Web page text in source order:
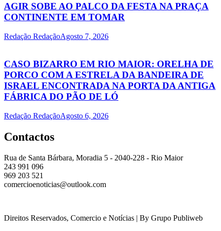
AGIR SOBE AO PALCO DA FESTA NA PRAÇA
CONTINENTE EM TOMAR
Redação RedaçãoAgosto 7, 2026
CASO BIZARRO EM RIO MAIOR: ORELHA DE
PORCO COM A ESTRELA DA BANDEIRA DE
ISRAEL ENCONTRADA NA PORTA DA ANTIGA
FÁBRICA DO PÃO DE LÓ
Redação RedaçãoAgosto 6, 2026
Contactos
Rua de Santa Bárbara, Moradia 5 - 2040-228 - Rio Maior
243 991 096
969 203 521
comercioenoticias@outlook.com
Direitos Reservados, Comercio e Notícias | By Grupo Publiweb